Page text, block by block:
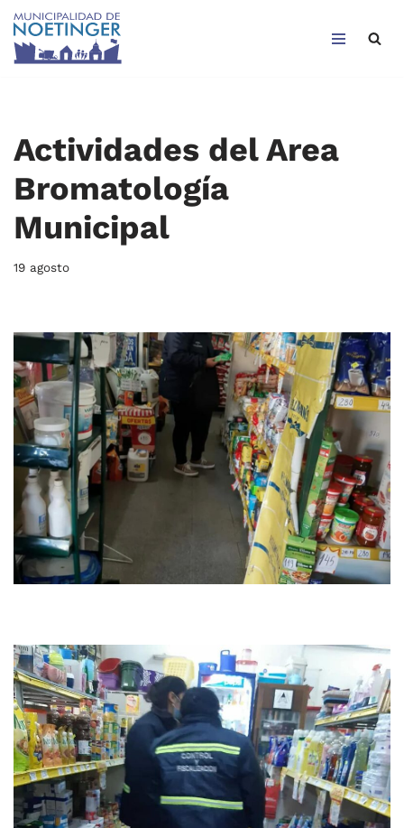
Saltar
Actividades del Area
Bromatología
Municipal
19 agosto